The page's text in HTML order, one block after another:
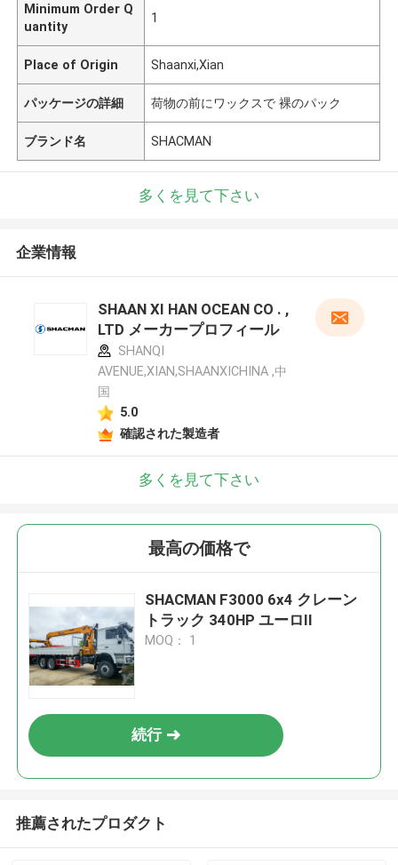
Minimum Order Q
uantity
1
Place of Origin Shaanxi,Xian
パッケージの詳細 荷物の前にワックスで 裸のパック
ブランド名 SHACMAN
多くを見て下さい
企業情報
SHAAN XI HAN OCEAN CO . ,
LTD メーカープロフィール
SHANQI
AVENUE,XIAN,SHAANXICHINA ,中
国
5.0
確認された製造者
多くを見て下さい
最高の価格で
SHACMAN F3000 6x4 クレーン
トラック 340HP ユーロII
MOQ： 1
続行
推薦されたプロダクト